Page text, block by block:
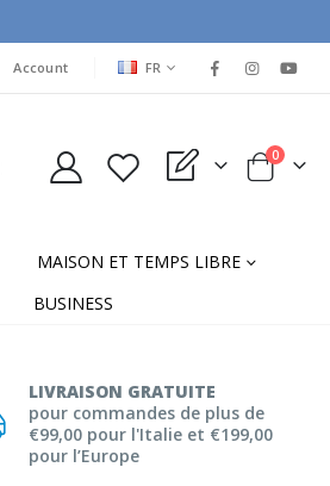
Account LANGUAGE
FR
My Quote Cart
0items
MAISON ET TEMPS LIBRE
BUSINESS
LIVRAISON GRATUITE
pour commandes de plus de
€99,00 pour l'Italie et €199,00
pour l’Europe